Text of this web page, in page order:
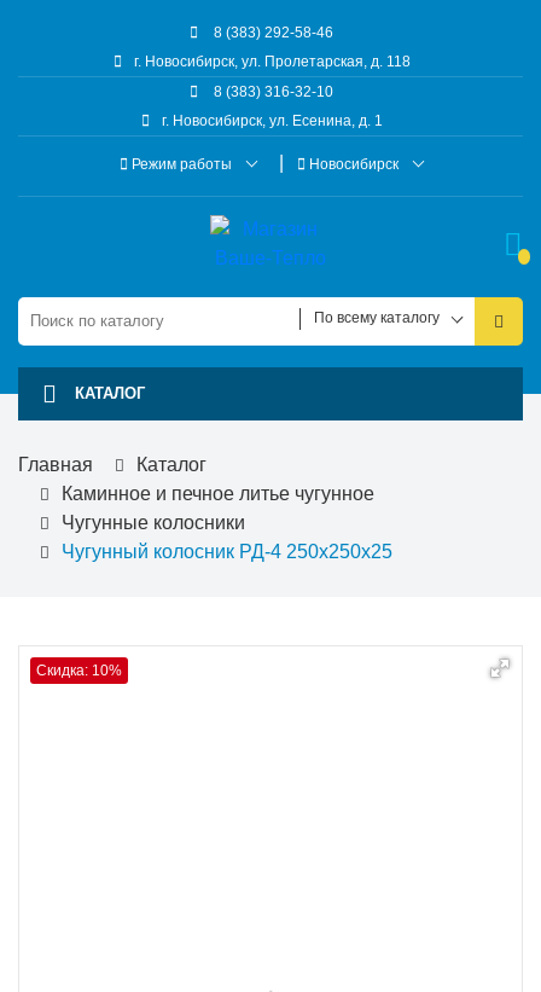
8 (383) 292-58-46
г. Новосибирск, ул. Пролетарская, д. 118
8 (383) 316-32-10
г. Новосибирск, ул. Есенина, д. 1
Режим работы Новосибирск
По всему каталогу
КАТАЛОГ
Главная
Каталог
Каминное и печное литье чугунное
Чугунные колосники
Чугунный колосник РД-4 250х250х25
Скидка: 10%